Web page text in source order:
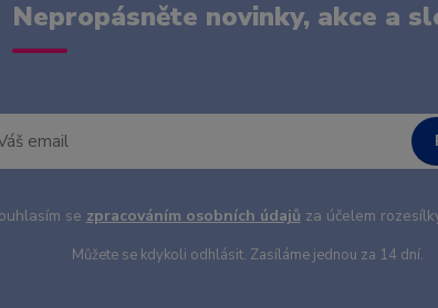
Nepropásněte novinky, akce a
se zpracováním osobních údajů za účelem
Můžete se kdykoli odhlásit. Zasíláme jednou za 14 dní.